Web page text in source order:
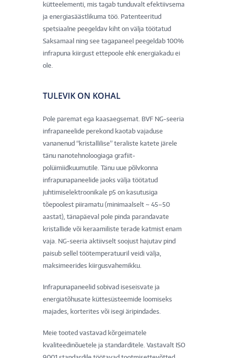
kütteelementi, mis tagab tunduvalt efektiivsema
ja energiasäästlikuma töö. Patenteeritud
spetsiaalne peegeldav kiht on välja töötatud
Saksamaal ning see tagapaneel peegeldab 100%
infrapuna kiirgust ettepoole ehk energiakadu ei
ole.
TULEVIK ON KOHAL
Pole paremat ega kaasaegsemat. BVF NG-seeria
infrapaneelide perekond kaotab vajaduse
vananenud “kristallilise” teraliste katete järele
tänu nanotehnoloogiaga grafiit-
polüimiidkuumutile. Tänu uue põlvkonna
infrapunapaneelide jaoks välja töötatud
juhtimiselektroonikale p5 on kasutusiga
tõepoolest piiramatu (minimaalselt ~ 45–50
aastat), tänapäeval pole pinda parandavate
kristallide või keraamiliste terade katmist enam
vaja. NG-seeria aktiivselt soojust hajutav pind
paisub sellel töötemperatuuril veidi välja,
maksimeerides kiirgusvahemikku.
Infrapunapaneelid sobivad iseseisvate ja
energiatõhusate küttesüsteemide loomiseks
majades, korterites või isegi äripindades.
Meie tooted vastavad kõrgeimatele
kvaliteedinõuetele ja standarditele. Vastavalt ISO